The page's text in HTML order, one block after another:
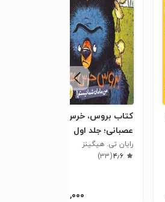
کتاب بروس، خرس
عصبانی؛ جلد اول
رایان تی. هیگینز
۴٫۶(۳۳)
۸۰,۰۰۰